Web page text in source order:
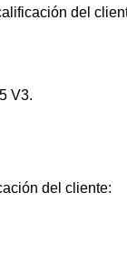
del
V3.
del cliente: